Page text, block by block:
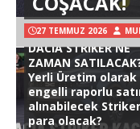
27 TEMMUZ 2026
DACIA STRIKER NE
ZAMAN
Yerli Üretim olarak
engelli raporlu
alınabilecek
para olacak?